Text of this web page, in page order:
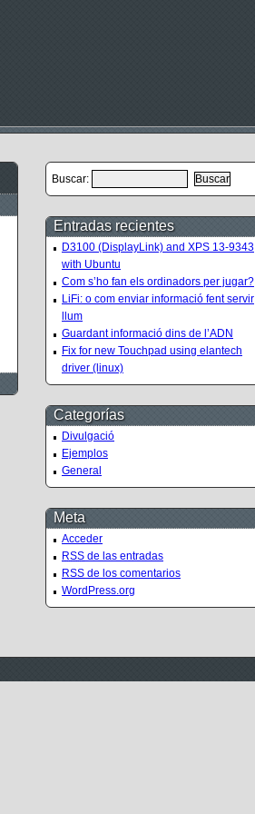
Buscar:
Entradas recientes
D3100 (DisplayLink) and XPS 13-9343
with Ubuntu
Com s’ho fan els ordinadors per jugar?
LiFi: o com enviar informació fent servir
llum
Guardant informació dins de l’ADN
Fix for new Touchpad using elantech
driver (linux)
Categorías
Divulgació
Ejemplos
General
Meta
Acceder
RSS de las entradas
RSS de los comentarios
WordPress.org